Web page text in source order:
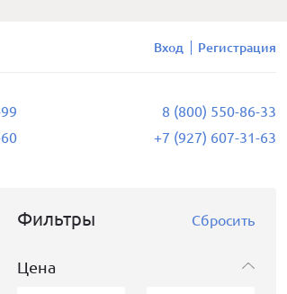
Вход Регистрация
8 (800) 550-86-33
+7 (927) 607-31-63
Фильтры Сбросить
Цена